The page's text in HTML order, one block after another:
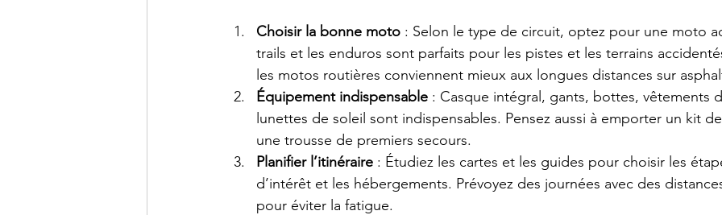
Choisir la bonne moto : Selon le type de circuit, optez pour une moto
trails et les enduros sont parfaits pour les pistes et les terrains
les motos routières conviennent mieux aux longues distances sur
Équipement indispensable : Casque intégral, gants, bottes, vêtements
lunettes de soleil sont indispensables. Pensez aussi à emporter un kit
une trousse de premiers secours.
Planifier l’itinéraire : Étudiez les cartes et les guides pour choisir les
d’intérêt et les hébergements. Prévoyez des journées avec des
pour éviter la fatigue.